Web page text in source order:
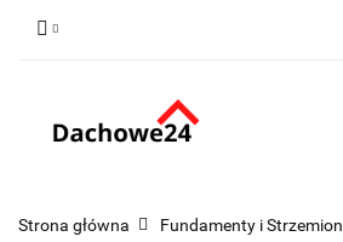
Strona główna Fundamenty i